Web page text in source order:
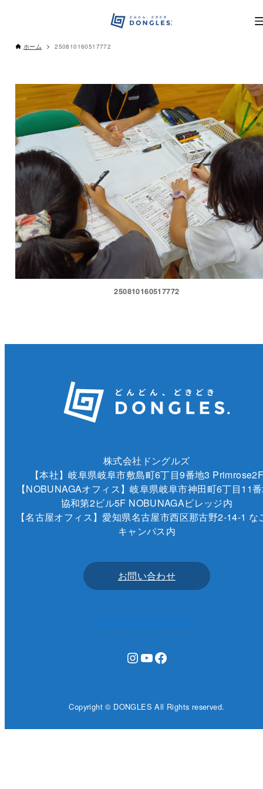
ホーム 250810160517772
250810160517772
株式会社ドングルズ
【本社】岐阜県岐阜市敷島町6丁目9番地3
【NOBUNAGAオフィス】岐阜県岐阜市神田町6丁目11
協和第2ビル5F NOBUNAGAビレッジ内
【名古屋オフィス】愛知県名古屋市西区那古野2-14-1 な
キャンパス内
お問い合わせ
プライバシーポリシー
Instagram
YouTube
Facebook
Copyright © DONGLES All Rights reserved.